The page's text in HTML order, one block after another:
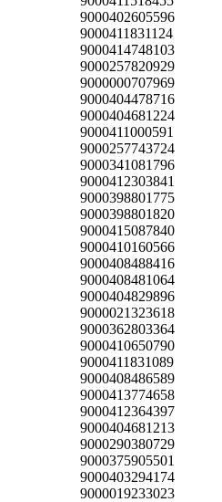
9000402605596
9000411831124
9000414748103
9000257820929
9000000707969
9000404478716
9000404681224
9000411000591
9000257743724
9000341081796
9000412303841
9000398801775
9000398801820
9000415087840
9000410160566
9000408488416
9000408481064
9000404829896
9000021323618
9000362803364
9000410650790
9000411831089
9000408486589
9000413774658
9000412364397
9000404681213
9000290380729
9000375905501
9000403294174
9000019233023